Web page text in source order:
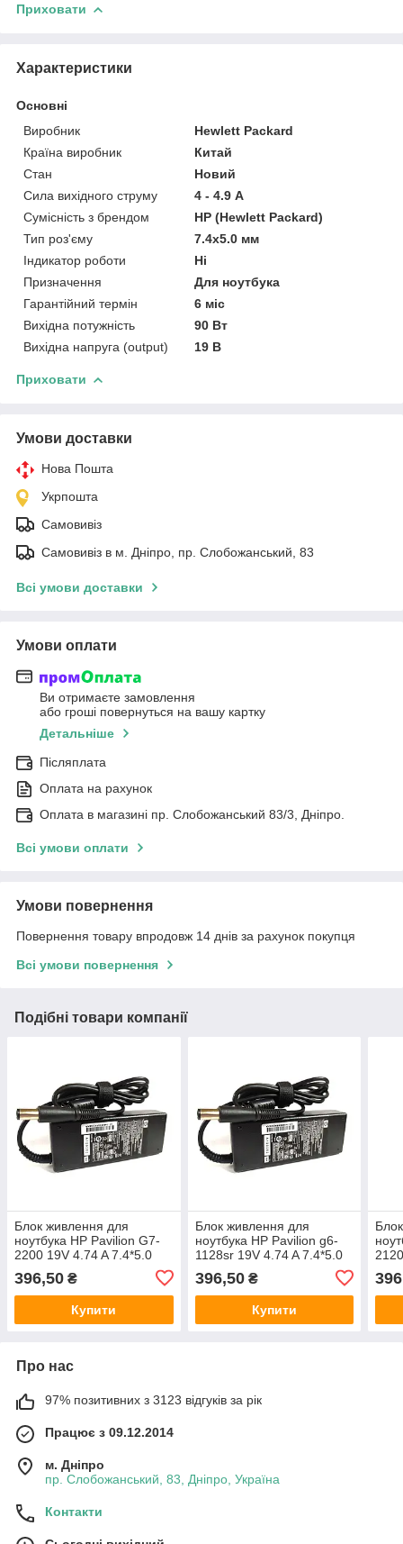
Приховати
Характеристики
Основні
Виробник
Hewlett Packard
Країна виробник
Китай
Стан
Новий
Сила вихідного струму
4 - 4.9 А
Сумісність з брендом
HP (Hewlett Packard)
Тип роз'єму
7.4x5.0 мм
Індикатор роботи
Ні
Призначення
Для ноутбука
Гарантійний термін
6 міс
Вихідна потужність
90 Вт
Вихідна напруга (output)
19 В
Приховати
Умови доставки
Нова Пошта
Укрпошта
Самовивіз
Самовивіз в м. Дніпро, пр. Слобожанський, 83
Всі умови доставки
Умови оплати
Ви отримаєте замовлення
або гроші повернуться на вашу картку
Детальніше
Післяплата
Оплата на рахунок
Оплата в магазині пр. Слобожанський 83/3, Дніпро.
Всі умови оплати
Умови повернення
Повернення товару впродовж 14 днів за рахунок покупця
Всі умови повернення
Подібні товари компанії
Блок живлення для
ноутбука HP Pavilion G7-
2200 19V 4.74 A 7.4*5.0
396,50 ₴
Купити
Блок живлення для
ноутбука HP Pavilion g6-
1128sr 19V 4.74 A 7.4*5.0
396,50₴
Купити
Про нас
97% позитивних з 3123 відгуків за рік
Працює з 09.12.2014
м. Дніпро
пр. Слобожанський, 83, Дніпро, Україна
Контакти